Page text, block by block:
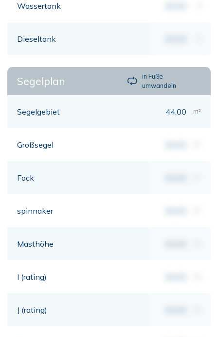
Wassertank
Dieseltank
Segelplan
in Füße
umwandeln
Segelgebiet 44,00 m²
Großsegel
Fock
spinnaker
Masthöhe
I (rating)
J (rating)